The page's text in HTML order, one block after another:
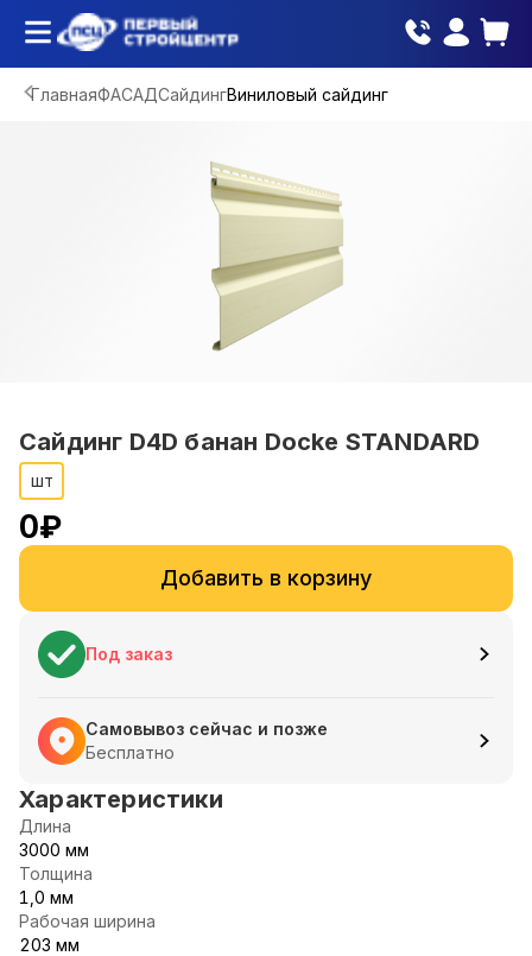
ГлавнаяФАСАДСайдингВиниловый сайдинг
Сайдинг D4D банан Docke STANDARD
шт
0₽
Добавить в корзину
Под заказ
Самовывоз сейчас и позже
Бесплатно
Характеристики
Длина
3000 мм
Толщина
1,0 мм
Рабочая ширина
203 мм